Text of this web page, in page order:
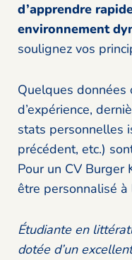
d’apprendre
environnement
soulignez vos
Quelques données
d’expérience,
stats personnelles
précédent, etc.)
Pour un CV Burger
être personnalisé à
Étudiante en
dotée d’un